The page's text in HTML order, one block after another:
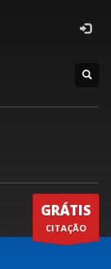
GRÁTIS
CITAÇÃO